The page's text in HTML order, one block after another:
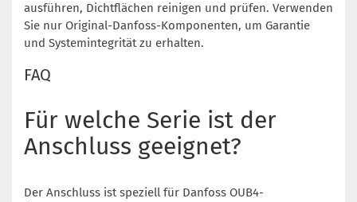
ausführen, Dichtflächen reinigen und prüfen. Verwenden
Sie nur Original-Danfoss-Komponenten, um Garantie
und Systemintegrität zu erhalten.
FAQ
Für welche Serie ist der
Anschluss geeignet?
Der Anschluss ist speziell für Danfoss OUB4-